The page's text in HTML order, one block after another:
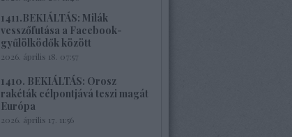
1411.BEKIÁLTÁS: Milák
vesszőfutása a Facebook-
gyűlölködők között
2026. április 18. 07:57
1410. BEKIÁLTÁS: Orosz
rakéták célpontjává teszi magát
Európa
2026. április 17. 11:56